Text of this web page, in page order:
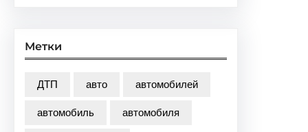
Метки
ДТП авто
автомобилей
автомобиль
автомобиля